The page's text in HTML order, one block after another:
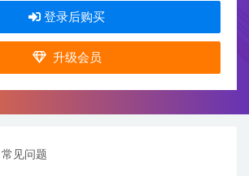
登录后购买
升级会员
常见问题